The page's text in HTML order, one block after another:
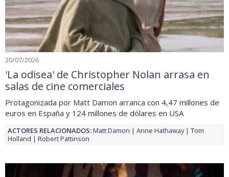
20/07/2026
'La odisea' de Christopher Nolan arrasa en
salas de cine comerciales
Protagonizada por Matt Damon arranca con 4,47 millones de
euros en España y 124 millones de dólares en USA
ACTORES RELACIONADOS:Matt Damon Anne Hathaway
Tom
Holland
Robert Pattinson